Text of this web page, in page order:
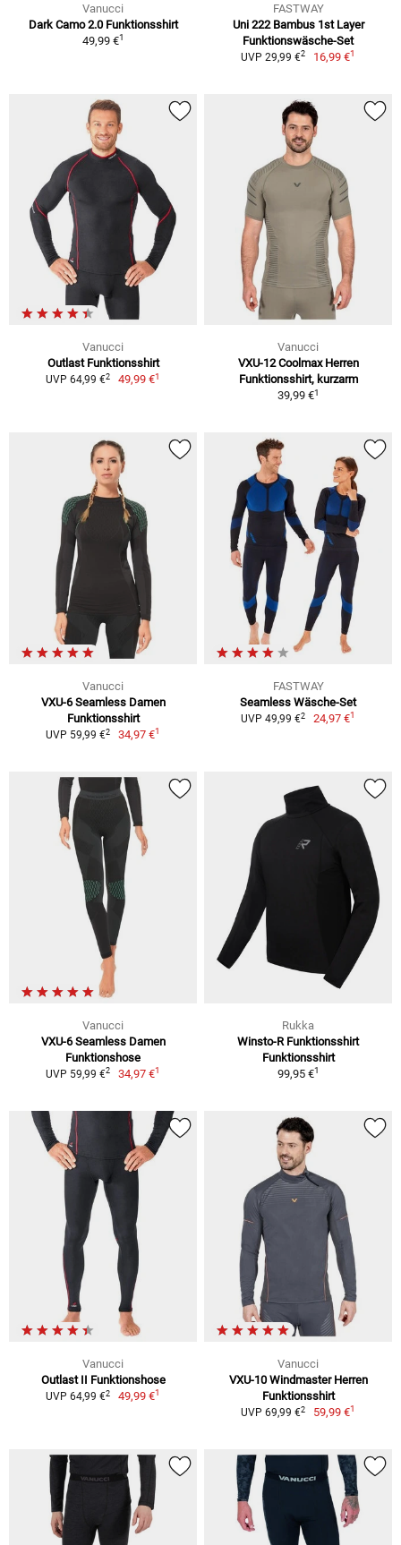
Vanucci
Dark Camo 2.0 Funktionsshirt
49,99 €1
FASTWAY
Uni 222 Bambus 1st Layer
Funktionswäsche-Set
UVP 29,99 €2 16,99 €1
Vanucci
Outlast Funktionsshirt
UVP 64,99 €2 49,99 €1
Vanucci
VXU-12 Coolmax Herren
Funktionsshirt, kurzarm
39,99 €1
Vanucci
VXU-6 Seamless Damen
Funktionsshirt
UVP 59,99 €2 34,97 €1
FASTWAY
Seamless Wäsche-Set
UVP 49,99 €2 24,97 €1
Vanucci
VXU-6 Seamless Damen
Funktionshose
UVP 59,99 €2 34,97 €1
Rukka
Winsto-R Funktionsshirt
Funktionsshirt
99,95 €1
Vanucci
Outlast II Funktionshose
UVP 64,99 €2 49,99 €1
Vanucci
VXU-10 Windmaster Herren
Funktionsshirt
UVP 69,99 €2 59,99 €1